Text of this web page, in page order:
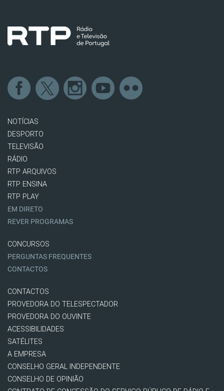
NOTÍCIAS
DESPORTO
TELEVISÃO
RÁDIO
RTP ARQUIVOS
RTP ENSINA
RTP PLAY
EM DIRETO
REVER PROGRAMAS
CONCURSOS
PERGUNTAS FREQUENTES
CONTACTOS
CONTACTOS
PROVEDORA DO TELESPECTADOR
PROVEDORA DO OUVINTE
ACESSIBILIDADES
SATÉLITES
A EMPRESA
CONSELHO GERAL INDEPENDENTE
CONSELHO DE OPINIÃO